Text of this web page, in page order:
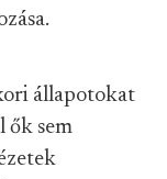
állapotokat
ők sem